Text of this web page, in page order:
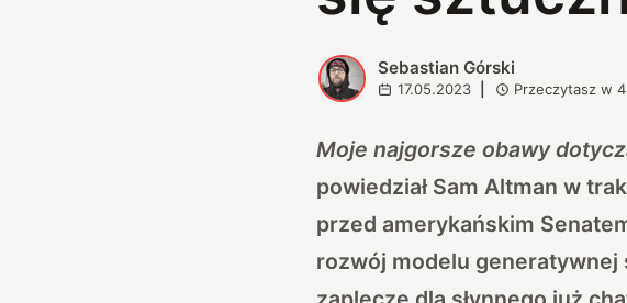
S Sebastian Górski
17.05.2023 Przeczytasz w4
Moje najgorsze obawy
powiedział Sam Altman w
przed amerykańskim
rozwój modelu